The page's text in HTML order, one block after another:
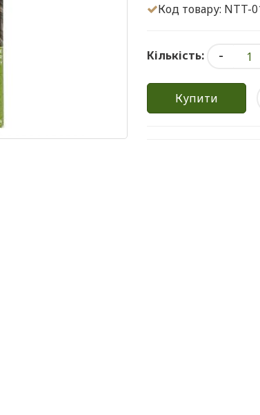
Код товару: NTT-
Кількість:
Купити